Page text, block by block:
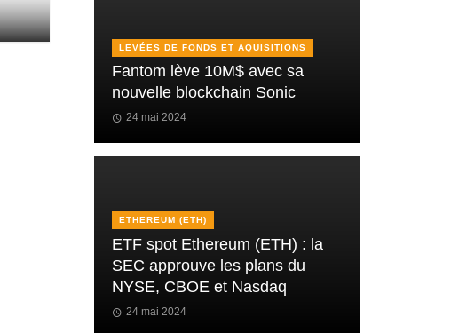
LEVÉES DE FONDS ET AQUISITIONS
Fantom lève 10M$ avec sa
nouvelle blockchain Sonic
24 mai 2024
ETHEREUM (ETH)
ETF spot Ethereum (ETH) : la
SEC approuve les plans du
NYSE, CBOE et Nasdaq
24 mai 2024